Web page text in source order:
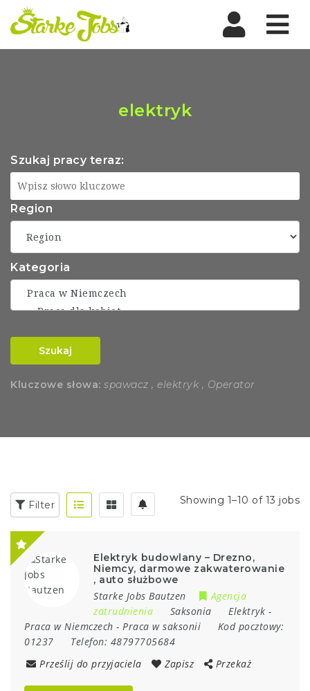
elektryk
Szukaj pracy teraz:
Region
Kategoria
Szukaj
Kluczowe słowa: spawacz , elektryk , Operator
Filter Showing 1–10 of 13 jobs
Elektryk budowlany – Drezno,
Niemcy, darmowe zakwaterowanie
, auto służbowe
Starke Jobs Bautzen
Agencja
zatrudnienia
Saksonia Elektryk -
Praca w Niemczech - Praca w saksonii
Kod pocztowy:
01237
Telefon: 48797705684
Prześlij do przyjaciela
Zapisz Przekaż